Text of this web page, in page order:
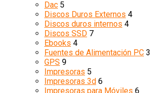
Dac 5
Discos Duros Externos 4
Discos duros internos 4
Discos SSD 7
Ebooks 4
Fuentes de Alimentación PC 3
GPS 9
Impresoras 5
Impresoras 3d 6
Impresoras para Móviles 6